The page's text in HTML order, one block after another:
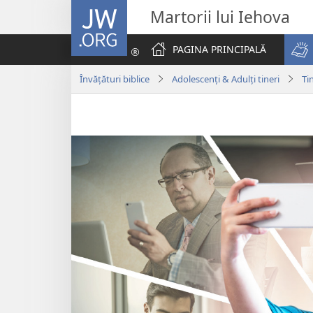
JW.ORG Martorii lui Iehova
PAGINA PRINCIPALĂ
Învățături biblice Adolescenți & Adulți tineri